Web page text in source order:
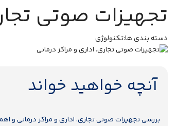
تجهیزات صوتی
دسته بندی ها:تکنولوژی
آنچه خواهید خواند
بررسی تجهیزات صوتی تجاری، اداری و مراکز درمانی و